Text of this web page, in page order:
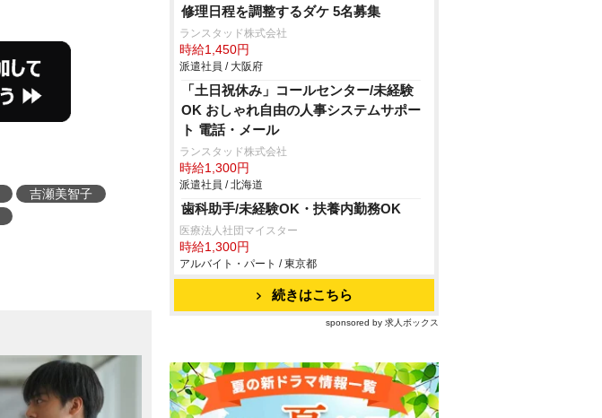
吉瀬美智子
修理日程を調整するダケ 5名募集
ランスタッド株式会社
時給1,450円
派遣社員 / 大阪府
「土日祝休み」コールセンター/未経験
OK おしゃれ自由の人事システムサポー
ト 電話・メール
ランスタッド株式会社
時給1,300円
派遣社員 / 北海道
歯科助手/未経験OK・扶養内勤務OK
医療法人社団マイスター
時給1,300円
アルバイト・パート / 東京都
続きはこちら
sponsored by 求人ボックス